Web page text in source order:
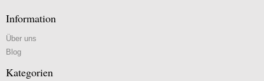
Information
Über uns
Blog
Kategorien